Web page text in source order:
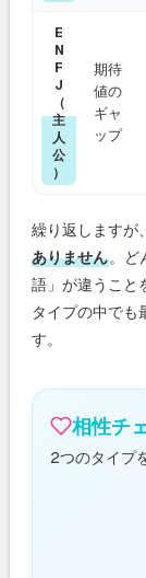
E
N
F
J
（
主
人
公
）
期待
値の
ギャ
ップ
繰り返しますが、
ありません。ど
語」が違うこと
タイプの中でも
す。
相性チ
2つのタイプ